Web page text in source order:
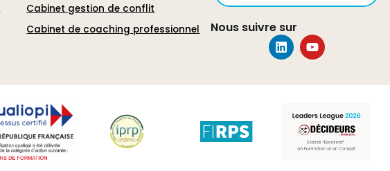
Cabinet gestion de conflit
Cabinet de coaching professionnel
Nous suivre sur